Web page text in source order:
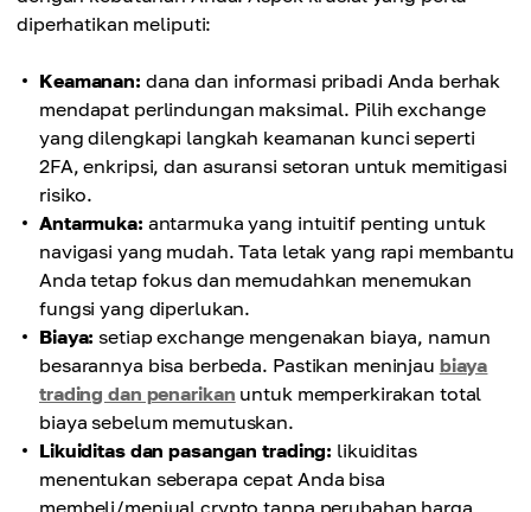
diperhatikan meliputi:
Keamanan: dana dan informasi pribadi Anda berhak
mendapat perlindungan maksimal. Pilih exchange
yang dilengkapi langkah keamanan kunci seperti
2FA, enkripsi, dan asuransi setoran untuk memitigasi
risiko.
Antarmuka: antarmuka yang intuitif penting untuk
navigasi yang mudah. Tata letak yang rapi membantu
Anda tetap fokus dan memudahkan menemukan
fungsi yang diperlukan.
Biaya: setiap exchange mengenakan biaya, namun
besarannya bisa berbeda. Pastikan meninjau biaya
trading dan penarikan untuk memperkirakan total
biaya sebelum memutuskan.
Likuiditas dan pasangan trading: likuiditas
menentukan seberapa cepat Anda bisa
membeli/menjual crypto tanpa perubahan harga